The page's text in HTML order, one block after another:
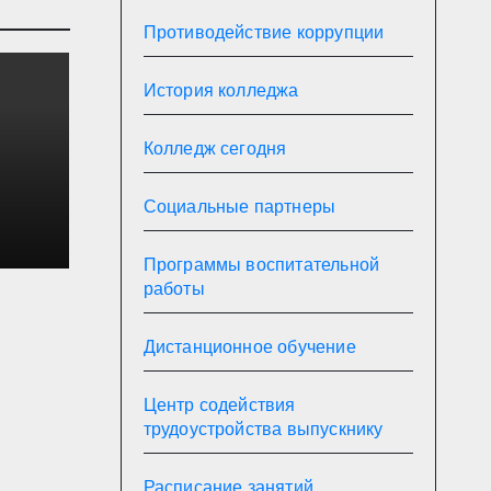
в
Противодействие коррупции
История колледжа
Колледж сегодня
Социальные партнеры
Программы воспитательной
работы
Дистанционное обучение
Центр содействия
трудоустройства выпускнику
Расписание занятий